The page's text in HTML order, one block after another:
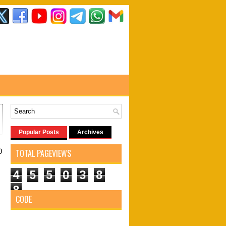
Popular Posts Archives
TOTAL PAGEVIEWS
4 5 5 0 3
8
8
CODE